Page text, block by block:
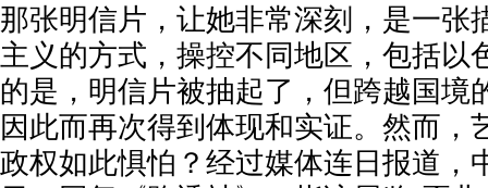
那张明信片，让她非常深刻，是一张
主义的方式，操控不同地区，包括以
的是，明信片被抽起了，但跨越国境
因此而再次得到体现和实证。然而，
政权如此惧怕？经过媒体连日报道，